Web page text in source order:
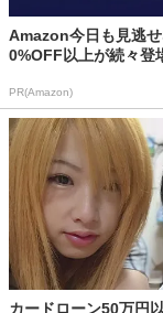
Amazon今日も見逃
0%OFF以上が続々登
PR(Amazon)
カードローン50万円